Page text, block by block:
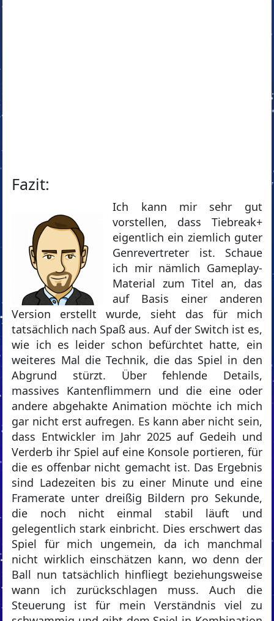
Fazit:
Ich kann mir sehr gut
vorstellen, dass Tiebreak+
eigentlich ein ziemlich guter
Genrevertreter ist. Schaue
ich mir nämlich Gameplay-
Material zum Titel an, das
auf Basis einer anderen
Version erstellt wurde, sieht das für mich
tatsächlich nach Spaß aus. Auf der Switch ist es,
wie ich es leider schon befürchtet hatte, ein
weiteres Mal die Technik, die das Spiel in den
Abgrund stürzt. Über fehlende Details,
massives Kantenflimmern und die eine oder
andere abgehakte Animation möchte ich mich
gar nicht erst aufregen. Es kann aber nicht sein,
dass Entwickler im Jahr 2025 auf Gedeih und
Verderb ihr Spiel auf eine Konsole portieren, für
die es offenbar nicht gemacht ist. Das Ergebnis
sind Ladezeiten bis zu einer Minute und eine
Framerate unter dreißig Bildern pro Sekunde,
die noch nicht einmal stabil läuft und
gelegentlich stark einbricht. Dies erschwert das
Spiel für mich ungemein, da ich manchmal
nicht wirklich einschätzen kann, wo denn der
Ball nun tatsächlich hinfliegt beziehungsweise
wann ich zurückschlagen muss. Auch die
Steuerung ist für mein Verständnis viel zu